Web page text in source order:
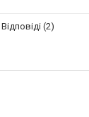
Відповіді (2)